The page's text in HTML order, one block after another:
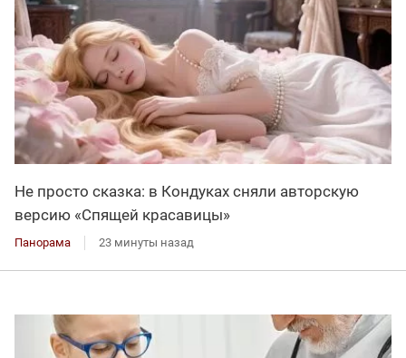
Не просто сказка: в Кондуках сняли авторскую
версию «Спящей красавицы»
Панорама 23 минуты назад